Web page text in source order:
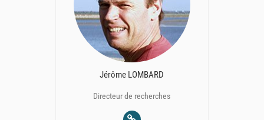
Jérôme LOMBARD
Directeur de recherches